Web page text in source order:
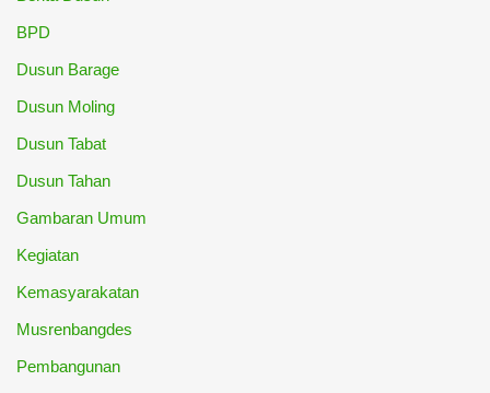
BPD
Dusun Barage
Dusun Moling
Dusun Tabat
Dusun Tahan
Gambaran Umum
Kegiatan
Kemasyarakatan
Musrenbangdes
Pembangunan